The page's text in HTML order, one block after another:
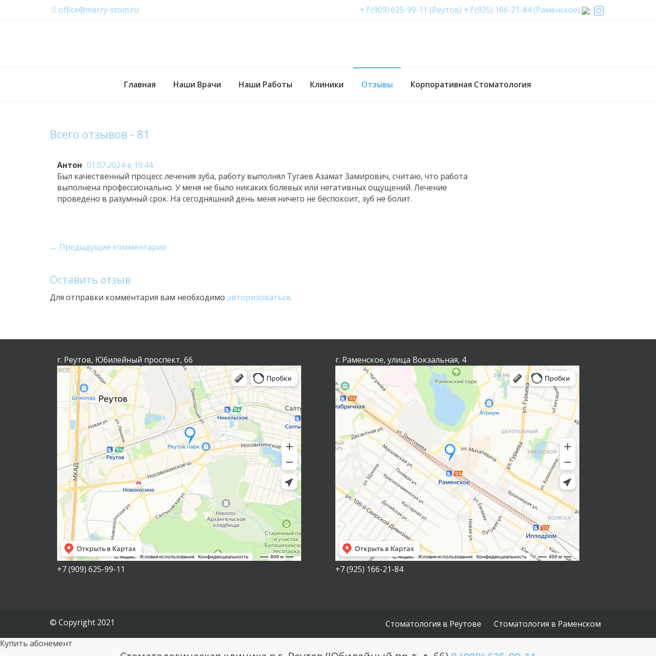
office@merry-stom.ru +7 (909) 625-99-11 (Реутов) +7 (925) 166-21-84 (Раменское)
Главная Наши Врачи Наши Работы Клиники Отзывы Корпоративная Стоматология
Всего отзывов - 81
Антон 01.07.2024 в 19:44
Был качественный процесс лечения зуба, работу выполнял Тугаев Азамат Замирович, считаю, что работа
выполнена профессионально. У меня не было никаких болевых или негативных ощущений. Лечение
проведено в разумный срок. На сегодняшний день меня ничего не беспокоит, зуб не болит.
← Предыдущие комментарии
Оставить отзыв
Для отправки комментария вам необходимо авторизоваться.
г. Реутов, Юбилейный проспект, 66
+7 (909) 625-99-11
г. Раменское, улица Вокзальная, 4
+7 (925) 166-21-84
© Copyright 2021 Стоматология в Реутове
Стоматология в Раменском
Купить абонемент